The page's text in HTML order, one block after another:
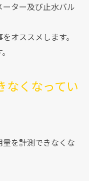
ター及び止水バル
オススメします。
なくなってい
を計測できなくな